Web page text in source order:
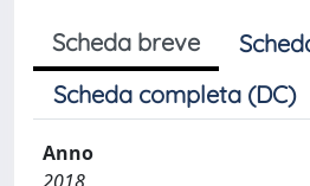
Scheda breve
Scheda completa (DC)
Anno